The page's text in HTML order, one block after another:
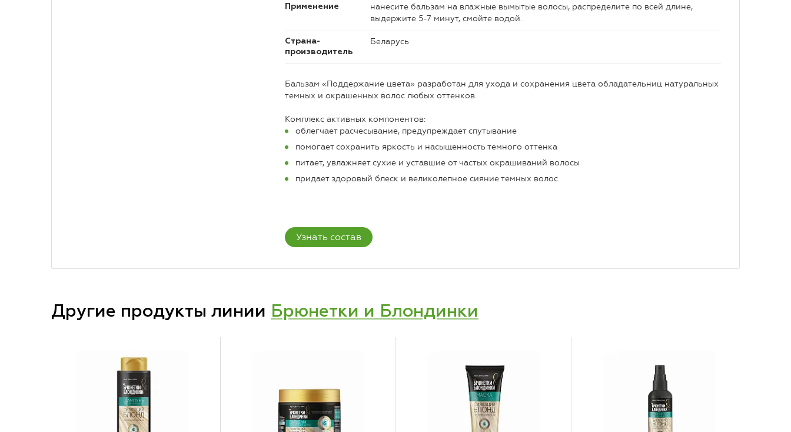
Применение
нанесите бальзам на влажные вымытые волосы, распределите по всей длине,
выдержите 5-7 минут, смойте водой.
Страна-
производитель
Беларусь
Бальзам «Поддержание цвета» разработан для ухода и сохранения цвета обладательниц натуральных
темных и окрашенных волос любых оттенков.
Комплекс активных компонентов:
облегчает расчесывание, предупреждает спутывание
помогает сохранить яркость и насыщенность темного оттенка
питает, увлажняет сухие и уставшие от частых окрашиваний волосы
придает здоровый блеск и великолепное сияние темных волос
Узнать состав
Другие продукты линии Брюнетки и Блондинки